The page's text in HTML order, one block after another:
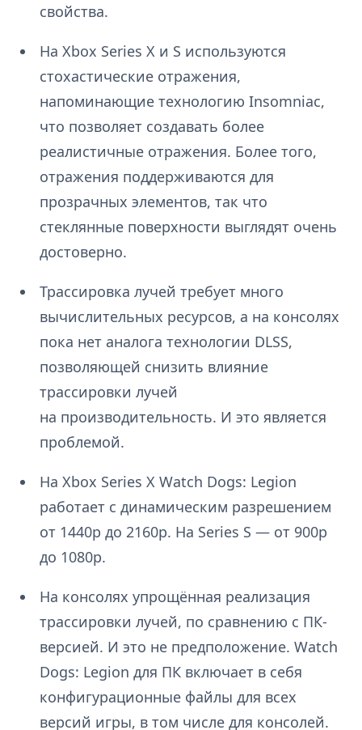
свойства.
На Xbox Series X и S используются
стохастические отражения,
напоминающие технологию Insomniac,
что позволяет создавать более
реалистичные отражения. Более того,
отражения поддерживаются для
прозрачных элементов, так что
стеклянные поверхности выглядят очень
достоверно.
Трассировка лучей требует много
вычислительных ресурсов, а на консолях
пока нет аналога технологии DLSS,
позволяющей снизить влияние
трассировки лучей
на производительность. И это является
проблемой.
На Xbox Series X Watch Dogs: Legion
работает с динамическим разрешением
от 1440p до 2160p. На Series S — от 900p
до 1080p.
На консолях упрощённая реализация
трассировки лучей, по сравнению с ПК-
версией. И это не предположение. Watch
Dogs: Legion для ПК включает в себя
конфигурационные файлы для всех
версий игры, в том числе для консолей.